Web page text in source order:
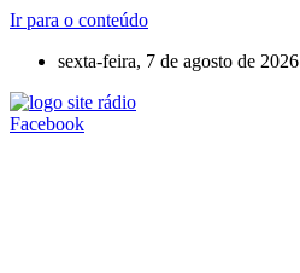
Ir para o conteúdo
sexta-feira, 7 de agosto de 2026
Facebook